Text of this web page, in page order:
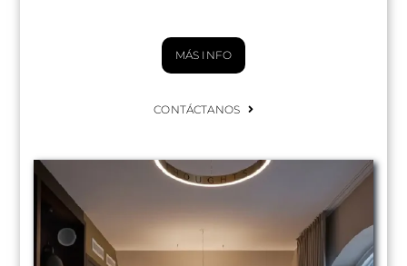
MÁS INFO
CONTÁCTANOS